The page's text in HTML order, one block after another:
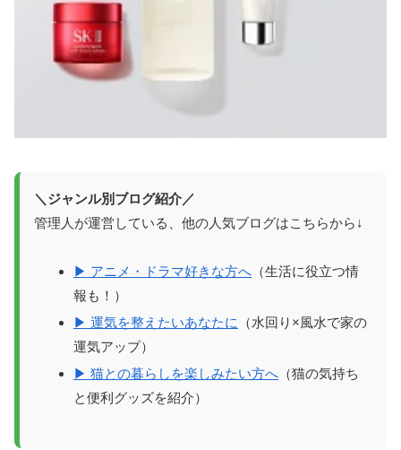
＼ジャンル別ブログ紹介／
管理人が運営している、他の人気ブログはこちらから↓
▶ アニメ・ドラマ好きな方へ （生活に役立つ情
報も！）
▶ 運気を整えたいあなたに
（水回り×風水で家の
運気アップ）
▶ 猫との暮らしを楽しみたい方へ （猫の気持ち
と便利グッズを紹介）